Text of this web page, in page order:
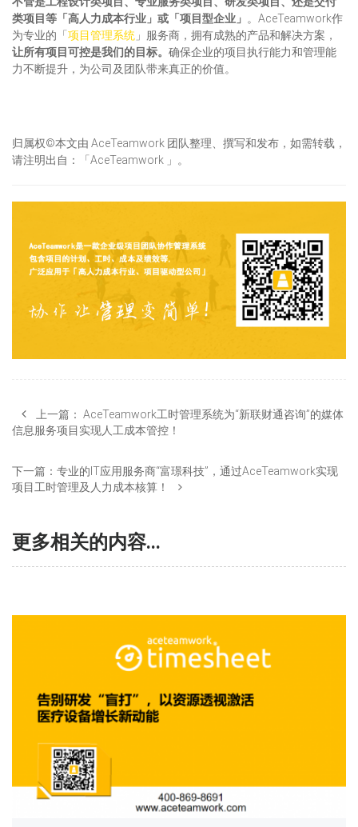
类项目等「高人力成本行业」或「项目型企业」 。AceTeamwork作
为专业的「 项目管理系统 」服务商，拥有成熟的产品和解决方案，
让所有项目可控是我们的目标。 确保企业的项目执行能力和管理能
力不断提升，为公司及团队带来真正的价值。
归属权©本文由 AceTeamwork 团队整理、撰写和发布，如需转载，
请注明出自：「AceTeamwork 」。
上一篇： AceTeamwork工时管理系统为“新联财通咨询”的媒体
信息服务项目实现人工成本管控！
下一篇： 专业的IT应用服务商“富璟科技”，通过AceTeamwork实现
项目工时管理及人力成本核算！
更多相关的内容...